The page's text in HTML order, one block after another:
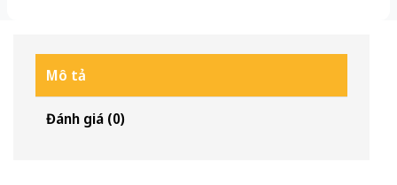
Mô tả
Đánh giá (0)